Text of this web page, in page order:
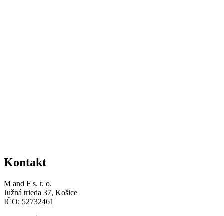
Kontakt
M and F s. r. o.
Južná trieda 37, Košice
IČO: 52732461